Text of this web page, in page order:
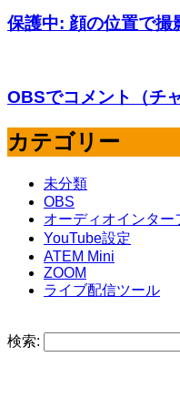
保護中: 顔の位置で
OBSでコメント（チ
カテゴリー
未分類
OBS
オーディオインター
YouTube設定
ATEM Mini
ZOOM
ライブ配信ツール
検索: